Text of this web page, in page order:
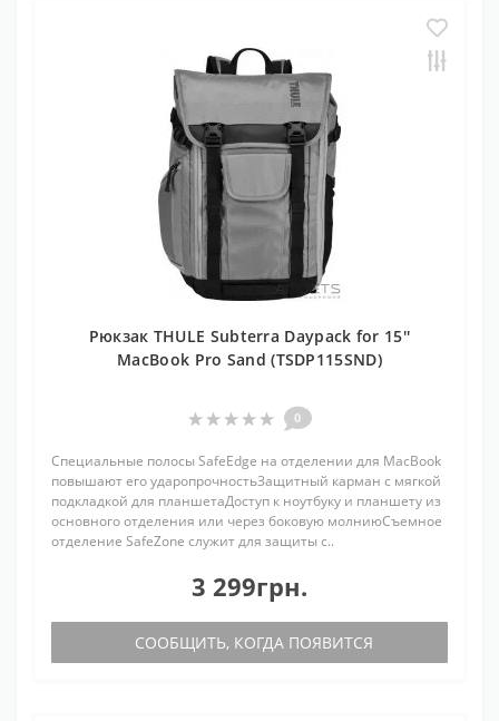
Рюкзак THULE Subterra Daypack for 15''
MacBook Pro Sand (TSDP115SND)
0
Специальные полосы SafeEdge на отделении для MacBook
повышают его ударопрочностьЗащитный карман с мягкой
подкладкой для планшетаДоступ к ноутбуку и планшету из
основного отделения или через боковую молниюСъемное
отделение SafeZone служит для защиты с..
3 299грн.
СООБЩИТЬ, КОГДА ПОЯВИТСЯ